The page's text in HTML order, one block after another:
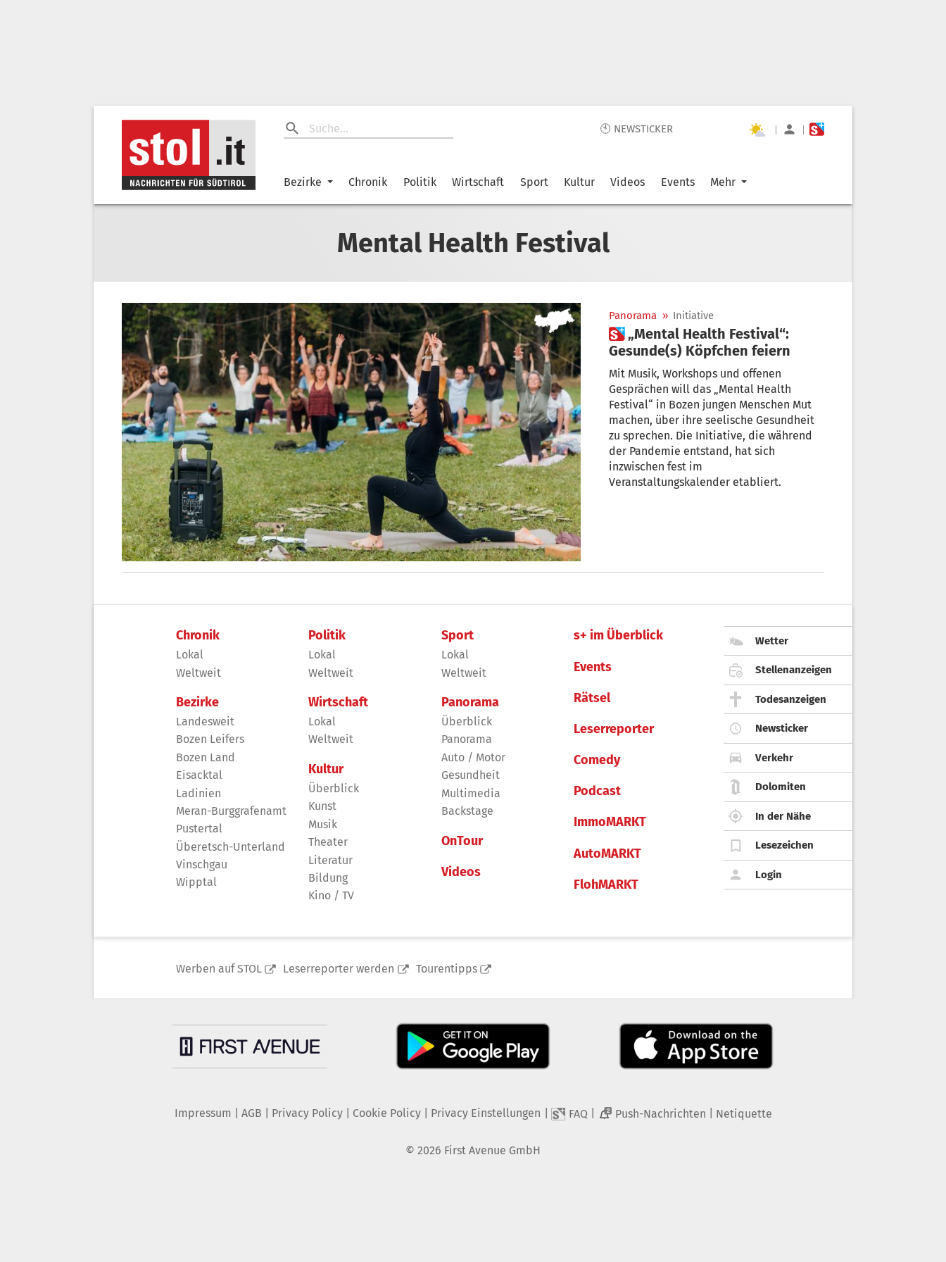
🕙 NEWSTICKER | |
Bezirke Chronik Politik Wirtschaft Sport Kultur Videos Events Mehr
Mental Health Festival
Panorama » Initiative
 „Mental Health Festival“:
Gesunde(s) Köpfchen feiern
Mit Musik, Workshops und offenen
Gesprächen will das „Mental Health
Festival“ in Bozen jungen Menschen Mut
machen, über ihre seelische Gesundheit
zu sprechen. Die Initiative, die während
der Pandemie entstand, hat sich
inzwischen fest im
Veranstaltungskalender etabliert.
Chronik
Lokal
Weltweit
Bezirke
Landesweit
Bozen Leifers
Bozen Land
Eisacktal
Ladinien
Meran-Burggrafenamt
Pustertal
Überetsch-Unterland
Vinschgau
Wipptal
Politik
Lokal
Weltweit
Wirtschaft
Lokal
Weltweit
Kultur
Überblick
Kunst
Musik
Theater
Literatur
Bildung
Kino / TV
Sport
Lokal
Weltweit
Panorama
Überblick
Panorama
Auto / Motor
Gesundheit
Multimedia
Backstage
OnTour
Videos
s+ im Überblick
Events
Rätsel
Leserreporter
Comedy
Podcast
ImmoMARKT
AutoMARKT
FlohMARKT
Wetter
Stellenanzeigen
Todesanzeigen
Newsticker
Verkehr
Dolomiten
In der Nähe
Lesezeichen
Login
Werben auf STOL Leserreporter werden Tourentipps
Impressum AGB Privacy Policy| Cookie Policy| Privacy Einstellungen FAQ 2 Push-Nachrichten Netiquette
© 2026 First Avenue GmbH